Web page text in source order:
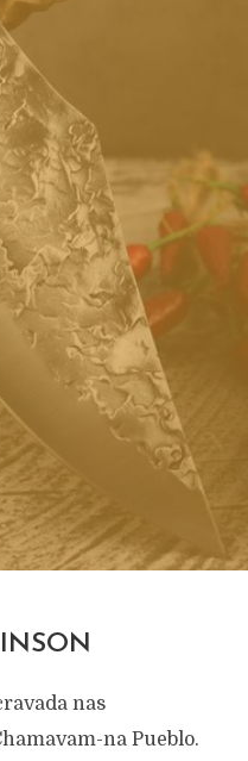
nas
na Pueblo.